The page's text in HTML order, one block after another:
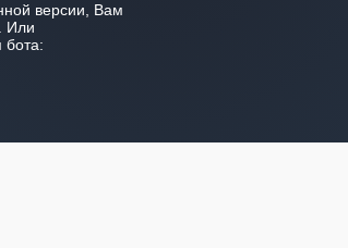
версии, Вам
Или
бота: